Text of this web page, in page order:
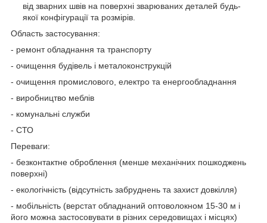
від зварних швів на поверхні зварюваних деталей будь-
якої конфігурації та розмірів.
Область застосування:
- ремонт обладнання та транспорту
- очищення будівель і металоконструкцій
- очищення промислового, електро та енергообладнання
- виробництво меблів
- комунальні служби
- СТО
Переваги:
- безконтактне оброблення (менше механічних пошкоджень
поверхні)
- екологічність (відсутність забруднень та захист довкілля)
- мобільність (верстат обладнаний оптоволокном 15-30 м і
його можна застосовувати в різних середовищах і місцях)